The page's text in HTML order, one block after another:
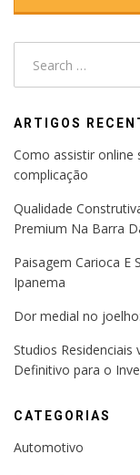
ARTIGOS
Como assistir online
complicação
Qualidade
Premium Na Barra
Paisagem Carioca E
Ipanema
Dor medial no
Studios
Definitivo para o
CATEGORIAS
Automotivo